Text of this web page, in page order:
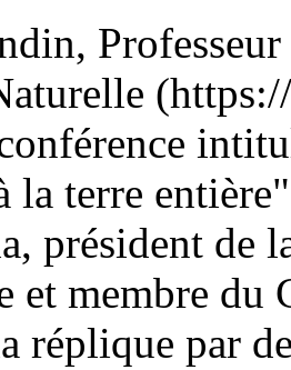
la terre
président de
et membre
réplique par